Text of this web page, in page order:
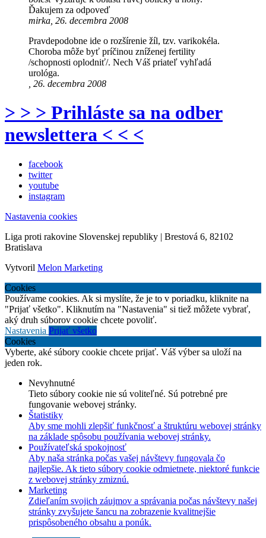
Ďakujem za odpoveď
mirka, 26. decembra 2008
Pravdepodobne ide o rozšírenie žíl, tzv. varikokéla.
Choroba môže byť príčinou zníženej fertility
/schopnosti oplodniť/. Nech Váš priateľ vyhľadá
urológa.
, 26. decembra 2008
> > > Prihláste sa na odber
newslettera < < <
facebook
twitter
youtube
instagram
Nastavenia cookies
Liga proti rakovine Slovenskej republiky | Brestová 6, 82102
Bratislava
Vytvoril Melon Marketing
Cookies
Používame cookies. Ak si myslíte, že je to v poriadku, kliknite na
"Prijať všetko". Kliknutím na "Nastavenia" si tiež môžete vybrať,
aký druh súborov cookie chcete povoliť.
Nastavenia Prijať všetko
Cookies
Vyberte, aké súbory cookie chcete prijať. Váš výber sa uloží na
jeden rok.
Nevyhnutné
Tieto súbory cookie nie sú voliteľné. Sú potrebné pre
fungovanie webovej stránky.
Štatistiky
Aby sme mohli zlepšiť funkčnosť a štruktúru webovej stránky
na základe spôsobu používania webovej stránky.
Používateľská spokojnosť
Aby naša stránka počas vašej návštevy fungovala čo
najlepšie. Ak tieto súbory cookie odmietnete, niektoré funkcie
z webovej stránky zmiznú.
Marketing
Zdieľaním svojich záujmov a správania počas návštevy našej
stránky zvyšujete šancu na zobrazenie kvalitnejšie
prispôsobeného obsahu a ponúk.